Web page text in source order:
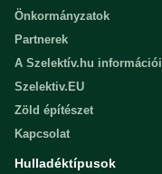
Önkormányzatok
Partnerek
A Szelektív.hu információi
Szelektiv.EU
Zöld építészet
Kapcsolat
Hulladéktípusok